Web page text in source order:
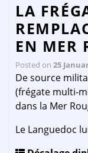
LA
EN MER
Posted on 25
De source
(frégate multi-
dans la Mer
Le Languedoc